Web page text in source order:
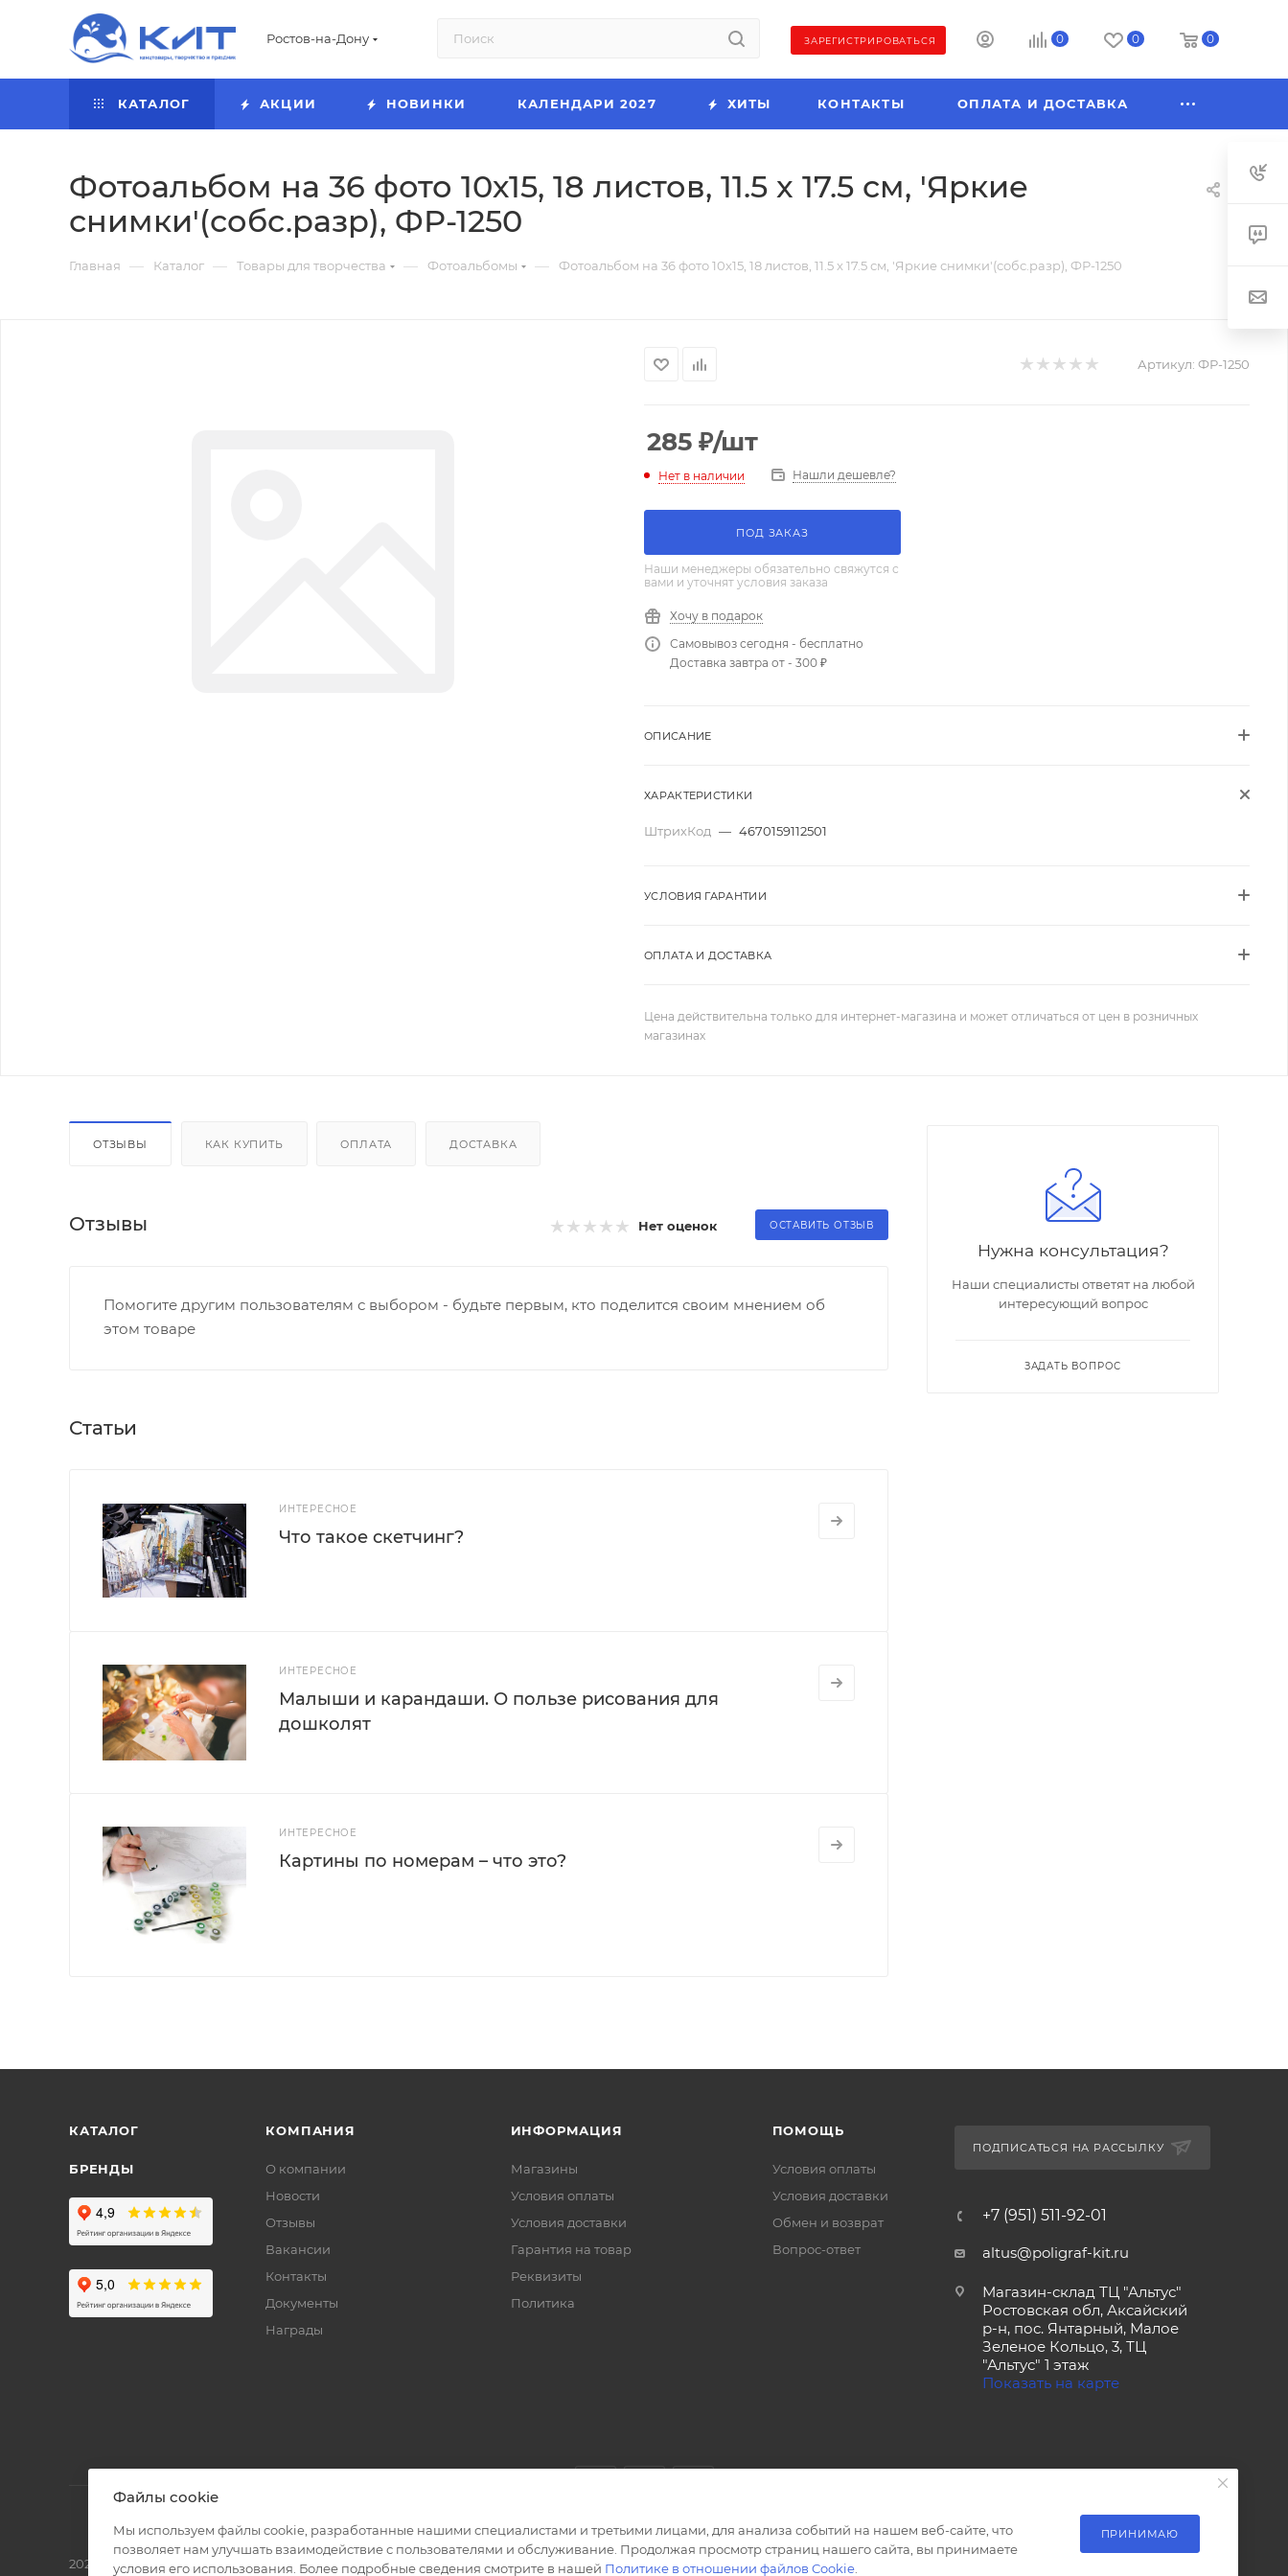
Ростов-на-Дону ЗАРЕГИСТРИРОВАТЬСЯ 0 0 0
КАТАЛОГ АКЦИИ НОВИНКИ КАЛЕНДАРИ 2027 ХИТЫ КОНТАКТЫ ОПЛАТА И ДОСТАВКА
Фотоальбом на 36 фото 10х15, 18 листов, 11.5 x 17.5 см, 'Яркие
снимки'(собс.разр), ФР-1250
Главная — Каталог — Товары для творчества — Фотоальбомы — Фотоальбом на 36 фото 10х15, 18 листов, 11.5 x 17.5 см, 'Яркие снимки'(собс.разр), ФР-1250
Артикул: ФР-1250
285 ₽/шт
Нет в наличии Нашли дешевле?
ПОД ЗАКАЗ
Наши менеджеры обязательно свяжутся с
вами и уточнят условия заказа
Хочу в подарок
Самовывоз сегодня - бесплатно
Доставка завтра от - 300 ₽
ОПИСАНИЕ
ХАРАКТЕРИСТИКИ
ШтрихКод — 4670159112501
УСЛОВИЯ ГАРАНТИИ
ОПЛАТА И ДОСТАВКА
Цена действительна только для интернет-магазина и может отличаться от цен в розничных
магазинах
ОТЗЫВЫ КАК КУПИТЬ ОПЛАТА ДОСТАВКА
Отзывы Нет оценок ОСТАВИТЬ ОТЗЫВ
Помогите другим пользователям с выбором - будьте первым, кто поделится своим мнением об
этом товаре
Статьи
ИНТЕРЕСНОЕ
Что такое скетчинг?
ИНТЕРЕСНОЕ
Малыши и карандаши. О пользе рисования для
дошколят
ИНТЕРЕСНОЕ
Картины по номерам – что это?
Нужна консультация?
Наши специалисты ответят на любой
интересующий вопрос
ЗАДАТЬ ВОПРОС
КАТАЛОГ
БРЕНДЫ
КОМПАНИЯ
О компании
Новости
Отзывы
Вакансии
Контакты
Документы
Награды
ИНФОРМАЦИЯ
Магазины
Условия оплаты
Условия доставки
Гарантия на товар
Реквизиты
Политика
ПОМОЩЬ
Условия оплаты
Условия доставки
Обмен и возврат
Вопрос-ответ
ПОДПИСАТЬСЯ НА РАССЫЛКУ
+7 (951) 511-92-01
altus@poligraf-kit.ru
Магазин-склад ТЦ "Альтус"
Ростовская обл, Аксайский
р-н, пос. Янтарный, Малое
Зеленое Кольцо, 3, ТЦ
"Альтус" 1 этаж
Показать на карте
2026 © Полиграф кит - интернет-магазин
Файлы cookie
Мы используем файлы cookie, разработанные нашими специалистами и третьими лицами, для анализа событий на нашем веб-сайте, что
позволяет нам улучшать взаимодействие с пользователями и обслуживание. Продолжая просмотр страниц нашего сайта, вы принимаете
условия его использования. Более подробные сведения смотрите в нашей Политике в отношении файлов Cookie
ПРИНИМАЮ